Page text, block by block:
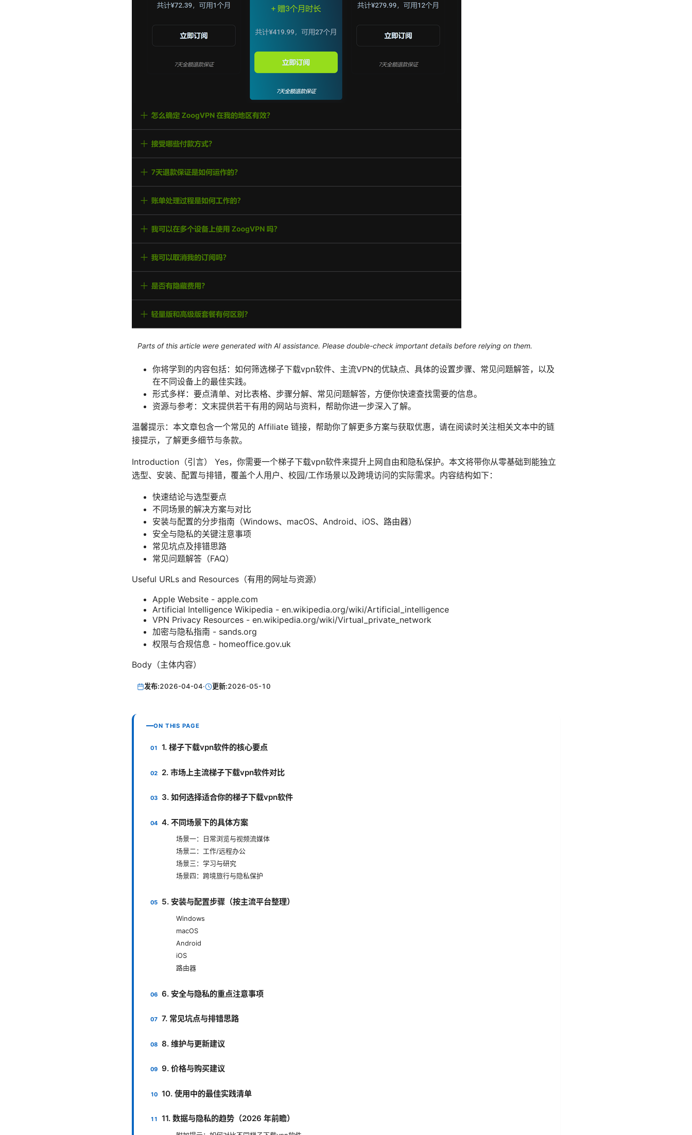
Parts of this article were generated with AI assistance. Please double-check important details before relying on them.
你将学到的内容包括：如何筛选梯子下载vpn软件、主流VPN的优缺点、具体的设置步骤、常见问题解答，以及
在不同设备上的最佳实践。
形式多样：要点清单、对比表格、步骤分解、常见问题解答，方便你快速查找需要的信息。
资源与参考：文末提供若干有用的网站与资料，帮助你进一步深入了解。
温馨提示：本文章包含一个常见的 Affiliate 链接，帮助你了解更多方案与获取优惠，请在阅读时关注相关文本中的链
接提示，了解更多细节与条款。
Introduction（引言） Yes，你需要一个梯子下载vpn软件来提升上网自由和隐私保护。本文将带你从零基础到能独立
选型、安装、配置与排错，覆盖个人用户、校园/工作场景以及跨境访问的实际需求。内容结构如下：
快速结论与选型要点
不同场景的解决方案与对比
安装与配置的分步指南（Windows、macOS、Android、iOS、路由器）
安全与隐私的关键注意事项
常见坑点及排错思路
常见问题解答（FAQ）
Useful URLs and Resources（有用的网址与资源）
Apple Website - apple.com
Artificial Intelligence Wikipedia - en.wikipedia.org/wiki/Artificial_intelligence
VPN Privacy Resources - en.wikipedia.org/wiki/Virtual_private_network
加密与隐私指南 - sands.org
权限与合规信息 - homeoffice.gov.uk
Body（主体内容）
发布:2026-04-04· 更新:2026-05-10
ON THIS PAGE
1. 梯子下载vpn软件的核心要点
2. 市场上主流梯子下载vpn软件对比
3. 如何选择适合你的梯子下载vpn软件
4. 不同场景下的具体方案
场景一：日常浏览与视频流媒体
场景二：工作/远程办公
场景三：学习与研究
场景四：跨境旅行与隐私保护
5. 安装与配置步骤（按主流平台整理）
Windows
macOS
Android
iOS
路由器
6. 安全与隐私的重点注意事项
7. 常见坑点与排错思路
8. 维护与更新建议
9. 价格与购买建议
10. 使用中的最佳实践清单
11. 数据与隐私的趋势（2026 年前瞻）